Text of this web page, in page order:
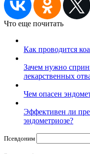
Что еще почитать
Как проводится
Зачем нужно
лекарственных
Чем опасен
Эффективен ли
эндометриозе?
Псевдоним